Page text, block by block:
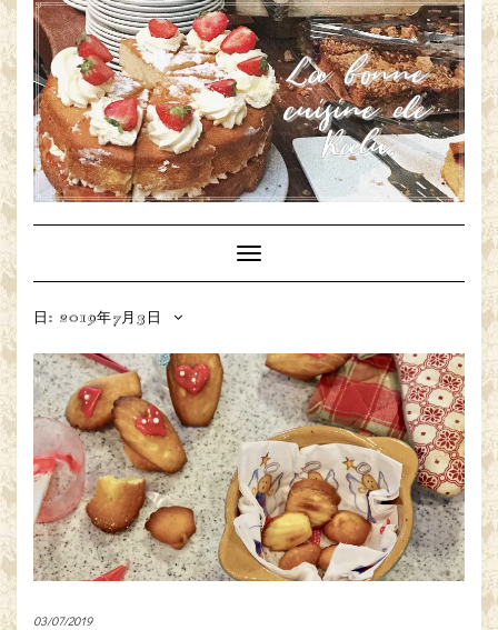
Toggle
Navigation
日: 2019年7月3日
03/07/2019